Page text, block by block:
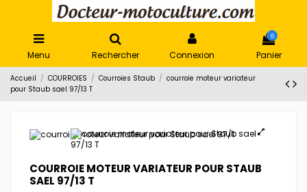
Menu Rechercher Connexion
0
Panier
Accueil COURROIES Courroies Staub
courroie moteur variateur
pour Staub sael 97/13 T
COURROIE MOTEUR VARIATEUR POUR STAUB
SAEL 97/13 T